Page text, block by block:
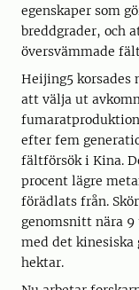
egenskaper som
breddgrader, och
översvämmade
Heijing5 korsades
att välja ut
efter fem
fältförsök i Kina.
procent lägre
förädlats från.
genomsnitt nära
med det kinesiska
hektar.